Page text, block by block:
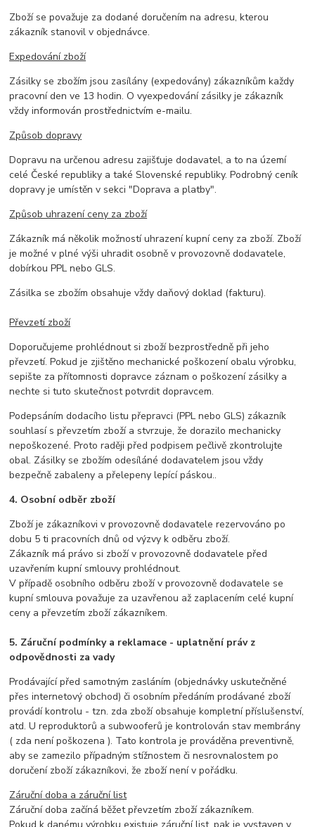
Zboží se považuje za dodané doručením na adresu, kterou
zákazník stanovil v objednávce.
Expedování zboží
Zásilky se zbožím jsou zasílány (expedovány) zákazníkům každy
pracovní den ve 13 hodin. O vyexpedování zásilky je zákazník
vždy informován prostřednictvím e-mailu.
Způsob dopravy
Dopravu na určenou adresu zajišťuje dodavatel, a to na území
celé České republiky a také Slovenské republiky. Podrobný ceník
dopravy je umístěn v sekci "Doprava a platby".
Způsob uhrazení ceny za zboží
Zákazník má několik možností uhrazení kupní ceny za zboží. Zboží
je možné v plné výši uhradit osobně v provozovně dodavatele,
dobírkou PPL nebo GLS.
Zásilka se zbožím obsahuje vždy daňový doklad (fakturu).
Převzetí zboží
Doporučujeme prohlédnout si zboží bezprostředně při jeho
převzetí. Pokud je zjištěno mechanické poškození obalu výrobku,
sepište za přítomnosti dopravce záznam o poškození zásilky a
nechte si tuto skutečnost potvrdit dopravcem.
Podepsáním dodacího listu přepravci (PPL nebo GLS) zákazník
souhlasí s převzetím zboží a stvrzuje, že dorazilo mechanicky
nepoškozené. Proto raději před podpisem pečlivě zkontrolujte
obal. Zásilky se zbožím odesíláné dodavatelem jsou vždy
bezpečně zabaleny a přelepeny lepící páskou..
4. Osobní odběr zboží
Zboží je zákazníkovi v provozovně dodavatele rezervováno po
dobu 5 ti pracovních dnů od výzvy k odběru zboží.
Zákazník má právo si zboží v provozovně dodavatele před
uzavřením kupní smlouvy prohlédnout.
V případě osobního odběru zboží v provozovně dodavatele se
kupní smlouva považuje za uzavřenou až zaplacením celé kupní
ceny a převzetím zboží zákazníkem.
5. Záruční podmínky a reklamace - uplatnění práv z
odpovědnosti za vady
Prodávající před samotným zasláním (objednávky uskutečněné
přes internetový obchod) či osobním předáním prodávané zboží
provádí kontrolu - tzn. zda zboží obsahuje kompletní příslušenství,
atd. U reproduktorů a subwooferů je kontrolován stav membrány
( zda není poškozena ). Tato kontrola je prováděna preventivně,
aby se zamezilo případným stížnostem či nesrovnalostem po
doručení zboží zákazníkovi, že zboží není v pořádku.
Záruční doba a záruční list
Záruční doba začíná běžet převzetím zboží zákazníkem.
Pokud k danému výrobku existuje záruční list, pak je vystaven v